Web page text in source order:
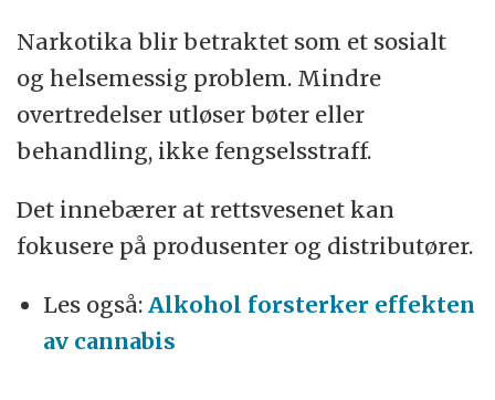
Narkotika blir betraktet som et sosialt
og helsemessig problem. Mindre
overtredelser utløser bøter eller
behandling, ikke fengselsstraff.
Det innebærer at rettsvesenet kan
fokusere på produsenter og distributører.
Les også:Alkohol forsterker effekten
av cannabis